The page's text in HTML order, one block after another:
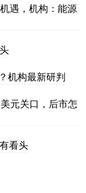
遇，机构：能源
机构最新研判
元关口，后市怎
看头